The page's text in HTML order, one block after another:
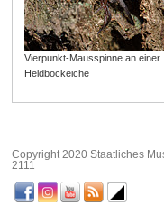
Vierpunkt-Mausspinne an einer
Heldbockeiche
Copyright 2020 Staatliches
2111